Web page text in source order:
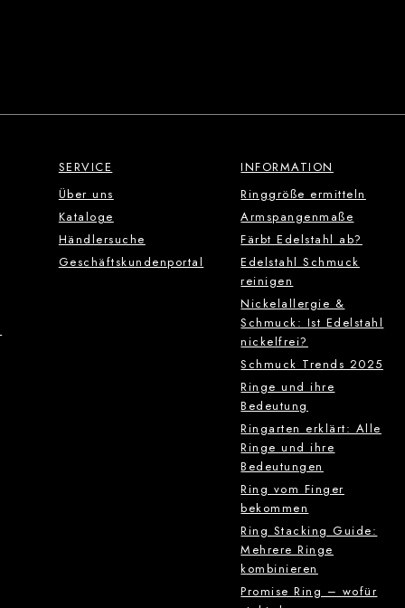
SERVICE
Über uns
Kataloge
Händlersuche
Geschäftskundenportal
INFORMATION
Ringgröße ermitteln
Armspangenmaße
Färbt Edelstahl ab?
Edelstahl Schmuck
reinigen
Nickelallergie &
Schmuck: Ist Edelstahl
nickelfrei?
Schmuck Trends 2025
Ringe und ihre
Bedeutung
Ringarten erklärt: Alle
Ringe und ihre
Bedeutungen
Ring vom Finger
bekommen
Ring Stacking Guide:
Mehrere Ringe
kombinieren
Promise Ring – wofür